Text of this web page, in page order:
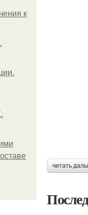
к
читать